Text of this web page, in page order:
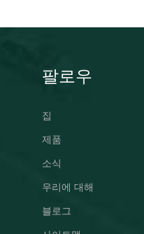
팔로우
집
제품
소식
우리에 대해
블로그